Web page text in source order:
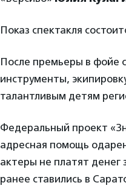
Показ спектакля
После премьеры в фойе
инструменты,
талантливым детям
Федеральный проект
адресная помощь
актеры не платят денег
ранее ставились в